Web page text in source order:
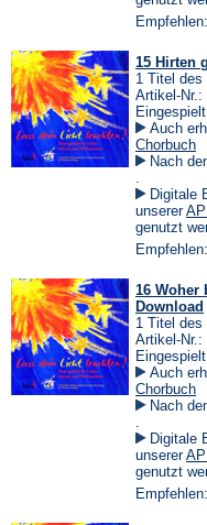
Tab)
Empfehlen:
15 Hirten
1 Titel des
Artikel-Nr.:
Auch
Chorbuch
Nach
in
einem
neuen
Tab)
.
Digitale
unserer
genutzt
Empfehlen:
16 Woher
Download
1 Titel des
Artikel-Nr.:
Auch
Chorbuch
Nach
in
einem
neuen
Tab)
.
Digitale
unserer
genutzt
Empfehlen: